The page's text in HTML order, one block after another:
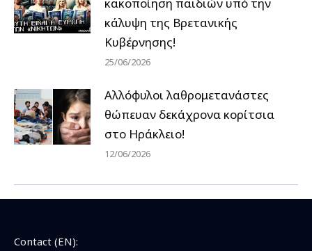
κάλυψη της Βρετανικής
Κυβέρνησης!
25/06/2026
Αλλόφυλοι λαθρομετανάστες
θώπευαν δεκάχρονα κορίτσια
στο Ηράκλειο!
12/06/2026
Contact (EN):